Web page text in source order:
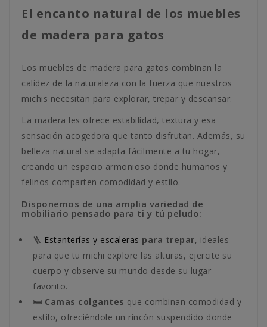
El encanto natural de los muebles
de madera para gatos
Los muebles de madera para gatos combinan la
calidez de la naturaleza con la fuerza que nuestros
michis necesitan para explorar, trepar y descansar.
La madera les ofrece estabilidad, textura y esa
sensación acogedora que tanto disfrutan. Además, su
belleza natural se adapta fácilmente a tu hogar,
creando un espacio armonioso donde humanos y
felinos comparten comodidad y estilo.
Disponemos de una amplia variedad de
mobiliario pensado para ti y tú peludo:
🪜 Estanterías y escaleras para trepar, ideales
para que tu michi explore las alturas, ejercite su
cuerpo y observe su mundo desde su lugar
favorito.
🛏️ Camas colgantes que combinan comodidad y
estilo, ofreciéndole un rincón suspendido donde